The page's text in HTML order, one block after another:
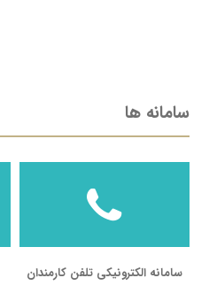
سامانه ها
سامانه الکترونیکی تلفن کارمندان